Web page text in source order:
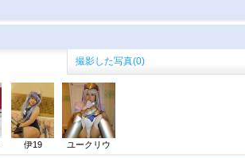
撮影した写真(0)
伊19 ユークリウ